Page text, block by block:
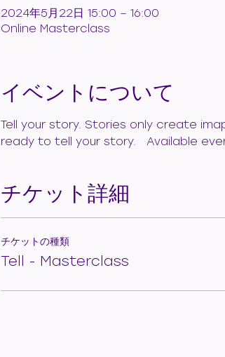
2024年5月22日 15:00 – 16:00
Online Masterclass
イベントについて
Tell your story. Stories only create
ready to tell your story.   Available
チケット詳細
チケットの種類
Tell - Masterclass